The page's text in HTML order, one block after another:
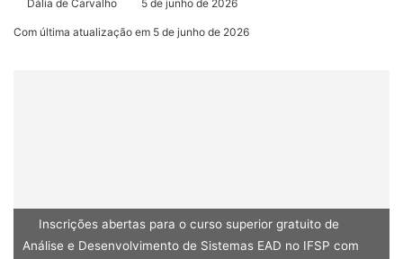
Dália de Carvalho 5 de junho de 2026
Com última atualização em 5 de junho de 2026
Inscrições abertas para o curso superior gratuito de
Análise e Desenvolvimento de Sistemas EAD no IFSP com